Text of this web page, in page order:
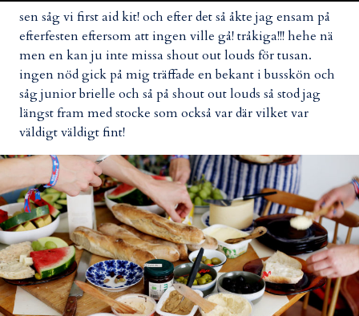
sen såg vi first aid kit! och efter det så åkte jag ensam på
efterfesten eftersom att ingen ville gå! tråkiga!!! hehe nä
men en kan ju inte missa shout out louds för tusan.
ingen nöd gick på mig träffade en bekant i busskön och
såg junior brielle och så på shout out louds så stod jag
längst fram med stocke som också var där vilket var
väldigt väldigt fint!